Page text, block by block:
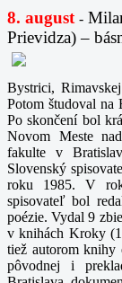
8. august -
Prievidza) –
Bystrici,
Potom študoval na
Po skončení bol
Novom Meste
fakulte v
Slovenský
roku 1985. V
spisovateľ bol
poézie. Vydal 9
v knihách Kroky
tiež autorom knihy
pôvodnej i